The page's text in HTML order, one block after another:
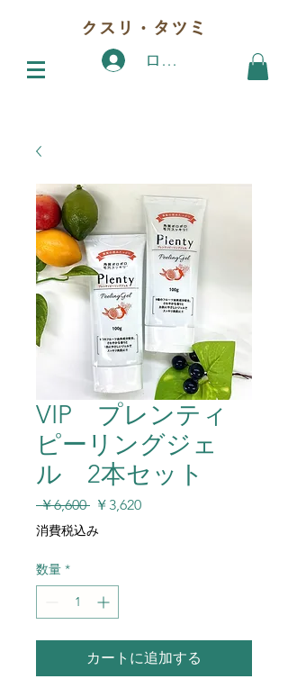
クスリ・タツミ
ログイン
VIP プレンティ
ピーリングジェ
ル 2本セット
￥6,600 通
常
価
￥3,620セ
消費税込み
数量 *
カートに追加する